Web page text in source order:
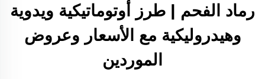
رماد الفحم | طرز أوتوماتيكية ويدوية
وهيدروليكية مع الأسعار وعروض
الموردين